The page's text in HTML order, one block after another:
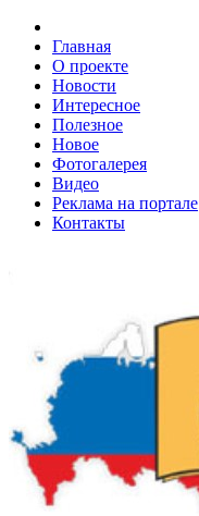
Главная
О проекте
Новости
Интересное
Полезное
Новое
Фотогалерея
Видео
Реклама на портале
Контакты